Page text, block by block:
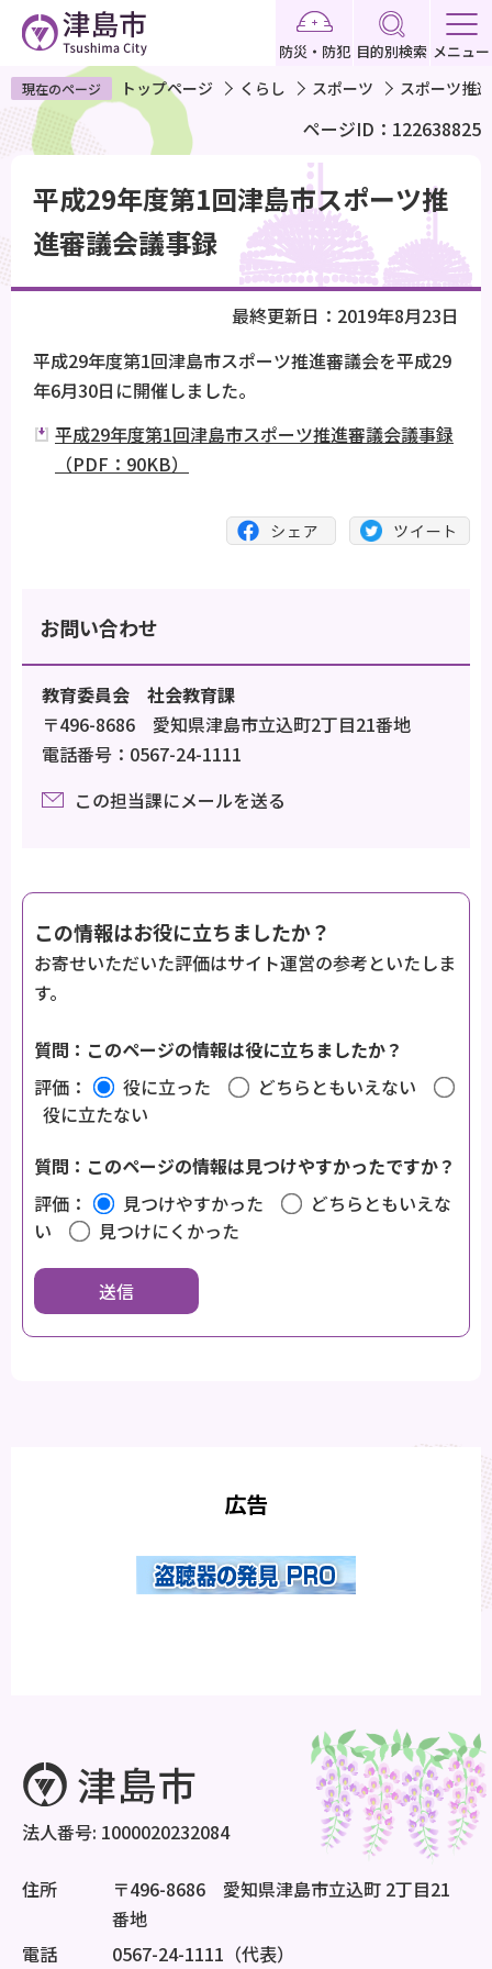
ペ
ー
ジ
で
す
防災・防犯 目的別検索 メニュー
現在のページ トップページ くらし スポーツ スポーツ推
ページID：122638825
か
平成29年度第1回津島市スポーツ推
進審議会議事録
最終更新日：2019年8月23日
平成29年度第1回津島市スポーツ推進審議会を平成29
年6月30日に開催しました。
平成29年度第1回津島市スポーツ推進審議会議事録
（PDF：90KB）
お問い合わせ
教育委員会 社会教育課
〒496-8686 愛知県津島市立込町2丁目21番地
電話番号：0567-24-1111
この担当課にメールを送る
この情報はお役に立ちましたか？
お寄せいただいた評価はサイト運営の参考といたしま
す。
質問：このページの情報は役に立ちましたか？
評価：
役に立った
どちらともいえない
役に立たない
質問：このページの情報は見つけやすかったですか？
評価：
見つけやすかった
どちらともいえな
い
見つけにくかった
広告
法人番号: 1000020232084
住所
〒496-8686 愛知県津島市立込町 2丁目21
番地
電話
0567-24-1111（代表）